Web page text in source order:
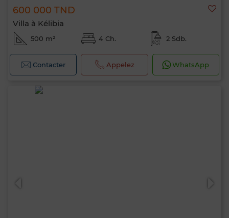
600 000 TND
Villa à Kélibia
500 m² 4 Ch. 2 Sdb.
Contacter Appelez WhatsApp